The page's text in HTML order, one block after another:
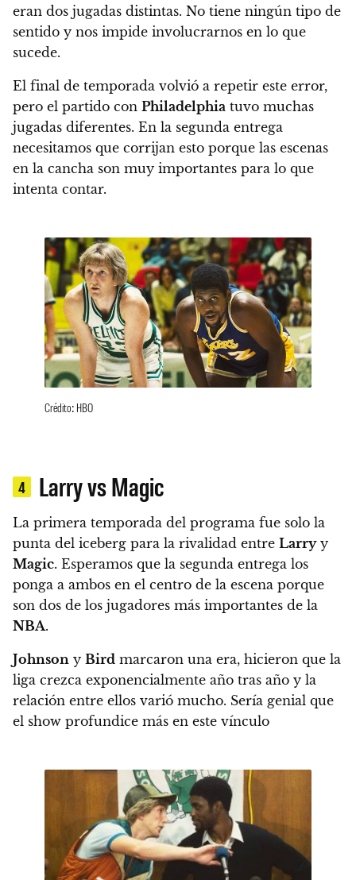
eran dos jugadas distintas. No tiene ningún tipo de
sentido y nos impide involucrarnos en lo que
sucede.
El final de temporada volvió a repetir este error,
pero el partido con Philadelphia tuvo muchas
jugadas diferentes. En la segunda entrega
necesitamos que corrijan esto porque las escenas
en la cancha son muy importantes para lo que
intenta contar.
Crédito: HBO
4 Larry vs Magic
La primera temporada del programa fue solo la
punta del iceberg para la rivalidad entre Larryy
Magic. Esperamos que la segunda entrega los
ponga a ambos en el centro de la escena porque
son dos de los jugadores más importantes de la
NBA.
Johnson y Bird marcaron una era, hicieron que la
liga crezca exponencialmente año tras año y la
relación entre ellos varió mucho. Sería genial que
el show profundice más en este vínculo